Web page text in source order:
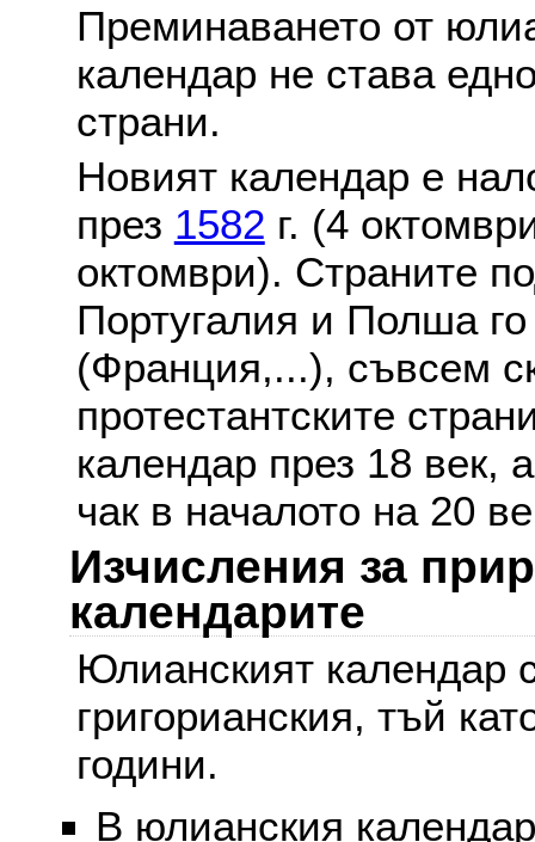
Преминаването от
календар не става
страни.
Новият календар е
през 1582 г. (4
октомври). Страните
Португалия и Полша
(Франция,...), съвсем
протестантските
календар през 18 век,
чак в началото на 20
Изчисления за
календарите
Юлианският календар
григорианския, тъй
години.
В юлианския